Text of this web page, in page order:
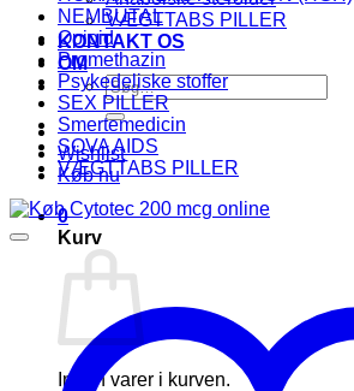
VÆGTTABS PILLER
KONTAKT OS
OM
Søg
efter:
Wishlist
Køb nu
0
Kurv
Ingen varer i kurven.
NEMBUTAL
Opioid
Promethazin
Psykedeliske stoffer
SEX PILLER
Smertemedicin
SOVA AIDS
VÆGTTABS PILLER